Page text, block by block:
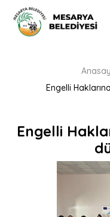
Engelli
Engelli